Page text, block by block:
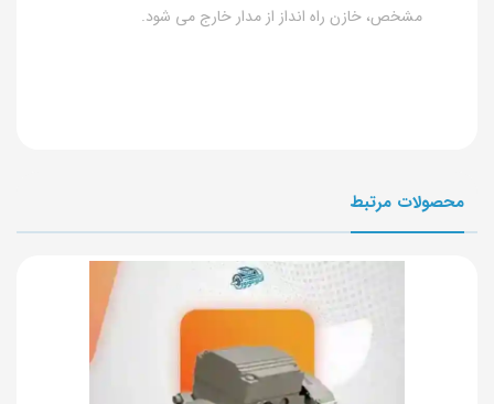
مشخص، خازن راه انداز از مدار خارج می شود.
محصولات مرتبط